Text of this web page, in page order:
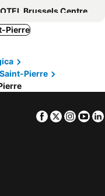
Brussels Centre Gare du Midi
City Centre
Brussels Centre
Brussels Grand Place
Grand Place
Pierre
Pierre
Facebook
Twitter